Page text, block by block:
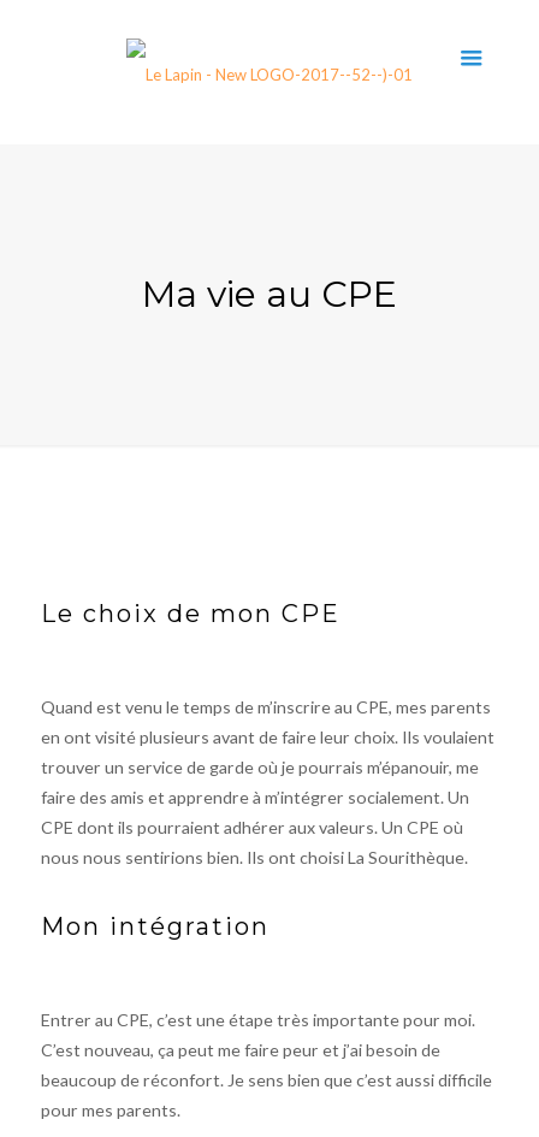
Ma vie au CPE
Le choix de mon CPE
Quand est venu le temps de m’inscrire au CPE, mes parents
en ont visité plusieurs avant de faire leur choix. Ils voulaient
trouver un service de garde où je pourrais m’épanouir, me
faire des amis et apprendre à m’intégrer socialement. Un
CPE dont ils pourraient adhérer aux valeurs. Un CPE où
nous nous sentirions bien. Ils ont choisi La Sourithèque.
Mon intégration
Entrer au CPE, c’est une étape très importante pour moi.
C’est nouveau, ça peut me faire peur et j’ai besoin de
beaucoup de réconfort. Je sens bien que c’est aussi difficile
pour mes parents.